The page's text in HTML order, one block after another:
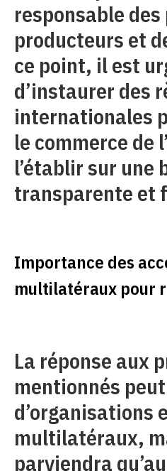
responsable des
producteurs et
ce point, il est
d’instaurer des
internationales
le commerce de
l’établir sur une
transparente et
Importance des
multilatéraux pour
La réponse aux
mentionnés
d’organisations
multilatéraux,
parviendra